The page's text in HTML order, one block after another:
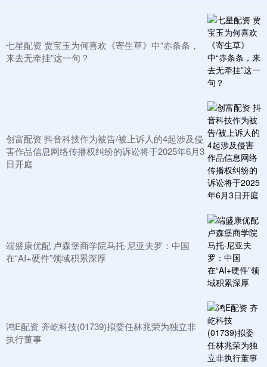
七星配资 贾宝玉为何喜欢《寄生草》中“赤条条，
来去无牵挂”这一句？
创富配资 抖音科技作为被告/被上诉人的4起涉及侵
害作品信息网络传播权纠纷的诉讼将于2025年6月3
日开庭
端盛康优配 卢森堡商学院马托·尼亚夫罗：中国
在“AI+硬件”领域积累深厚
鸿E配资 齐屹科技(01739)拟委任林兆荣为独立非
执行董事